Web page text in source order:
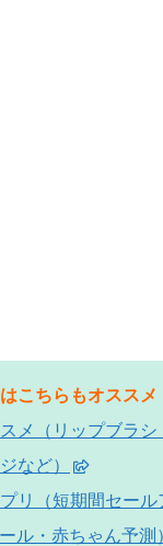
こちらもオススメ
メ（リップブラシ
など）
リ（短期間セー
ル・赤ちゃん予測